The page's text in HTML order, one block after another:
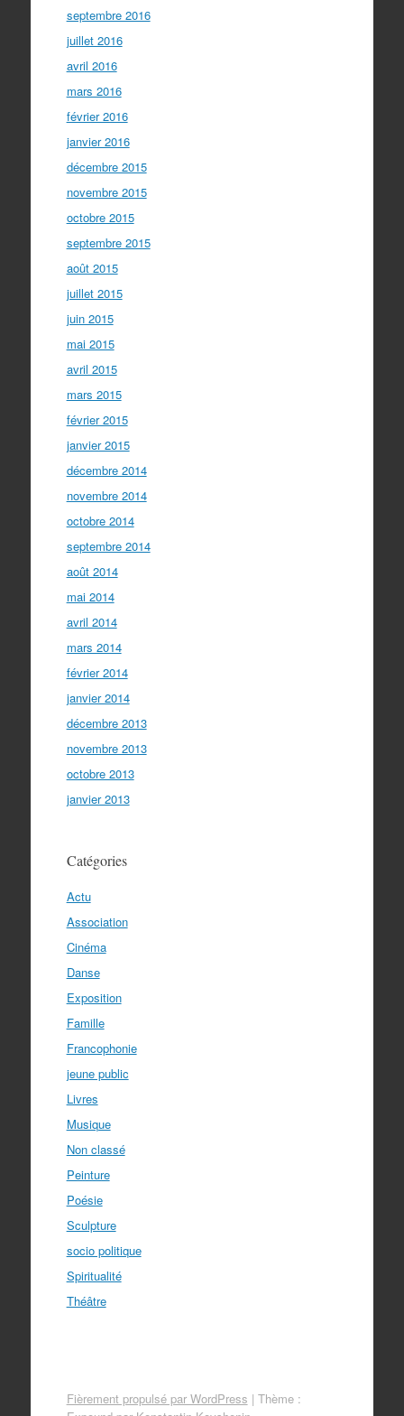
septembre 2016
juillet 2016
avril 2016
mars 2016
février 2016
janvier 2016
décembre 2015
novembre 2015
octobre 2015
septembre 2015
août 2015
juillet 2015
juin 2015
mai 2015
avril 2015
mars 2015
février 2015
janvier 2015
décembre 2014
novembre 2014
octobre 2014
septembre 2014
août 2014
mai 2014
avril 2014
mars 2014
février 2014
janvier 2014
décembre 2013
novembre 2013
octobre 2013
janvier 2013
Catégories
Actu
Association
Cinéma
Danse
Exposition
Famille
Francophonie
jeune public
Livres
Musique
Non classé
Peinture
Poésie
Sculpture
socio politique
Spiritualité
Théâtre
Fièrement propulsé par WordPress | Thème :